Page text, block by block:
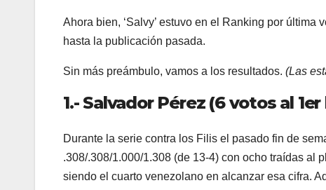
Ahora bien, ‘Salvy’ estuvo en el Ranking por
hasta la publicación pasada.
Sin más preámbulo, vamos a los resultados. (Las
1.- Salvador Pérez (6 votos al
Durante la serie contra los Filis el pasado fin de
.308/.308/1.000/1.308 (de 13-4) con ocho traídas al
siendo el cuarto venezolano en alcanzar esa cifra.